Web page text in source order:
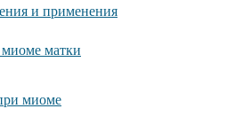
и применения
матки
миоме